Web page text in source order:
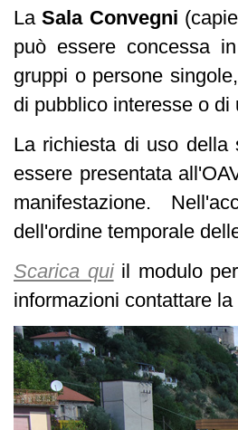
LaSala Convegni
può essere concessa
gruppi o persone
di pubblico interesse o di
La richiesta di uso della
essere presentata
manifestazione.
dell'ordine temporale
Scarica quiil modulo
informazioni contattare